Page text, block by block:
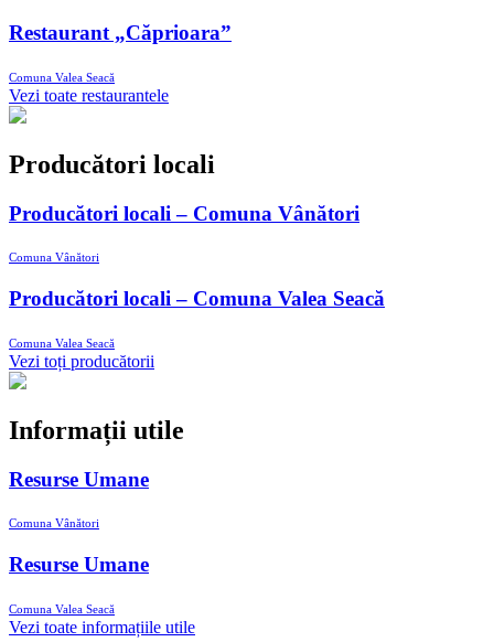
Restaurant „Căprioara”
Comuna Valea Seacă
Vezi toate restaurantele
Producători locali
Producători locali – Comuna Vânători
Comuna Vânători
Producători locali – Comuna Valea Seacă
Comuna Valea Seacă
Vezi toți producătorii
Informații utile
Resurse Umane
Comuna Vânători
Resurse Umane
Comuna Valea Seacă
Vezi toate informațiile utile